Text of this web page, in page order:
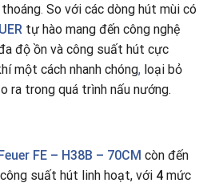
. So với các dòng hút mùi có
tự hào mang đến công nghệ
độ ồn và công suất hút cực
một cách nhanh chóng, loại bỏ
ra trong quá trình nấu nướng.
Feuer FE – H38B – 70CM còn đến
suất hút linh hoạt, với 4 mức